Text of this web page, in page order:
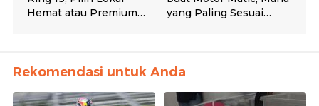
Rekomendasi untuk Anda